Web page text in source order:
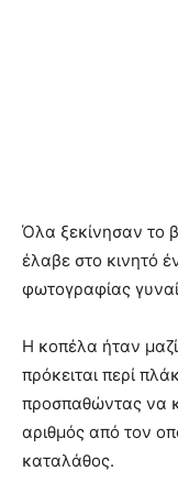
Όλα ξεκίνησαν το
έλαβε στο κινητό
φωτογραφίας
Η κοπέλα ήταν
πρόκειται περί
προσπαθώντας να
αριθμός από τον
καταλάθος.